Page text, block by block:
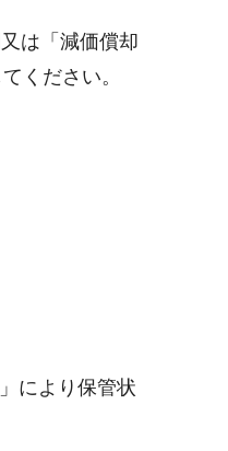
は「減価償却
ください。
により保管状